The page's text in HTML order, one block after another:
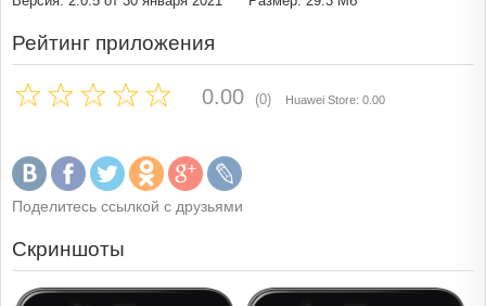
Рейтинг приложения
0.00 (0) Huawei Store: 0.00
Поделитесь ссылкой с друзьями
Скриншоты